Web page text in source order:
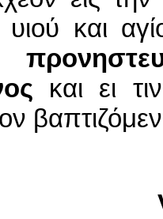
υιού και
και ει